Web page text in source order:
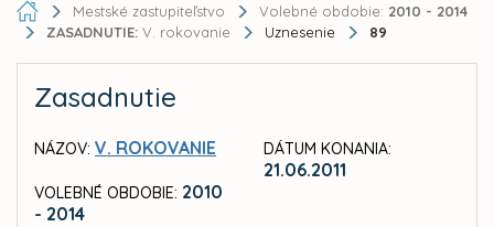
Mestské zastupiteľstvo Volebné obdobie: 2010 - 2014
ZASADNUTIE: V. rokovanie Uznesenie 89
Zasadnutie
NÁZOV: V. ROKOVANIE
VOLEBNÉ OBDOBIE: 2010
- 2014
DÁTUM KONANIA:
21.06.2011